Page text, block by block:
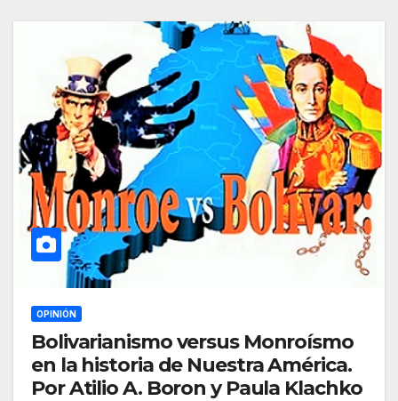
OPINIÓN
Bolivarianismo versus Monroísmo
en la historia de Nuestra América.
Por Atilio A. Boron y Paula Klachko